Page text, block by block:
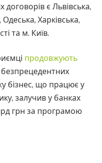
є Львівська,
Харківська,
та м. Київ.
продовжують
безпрецедентних
бізнес, що працює у
залучив у банках
грн за програмою